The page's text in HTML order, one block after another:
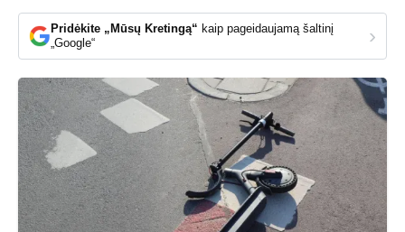
Pridėkite „Mūsų Kretingą“ kaip pageidaujamą šaltinį
„Google“
›